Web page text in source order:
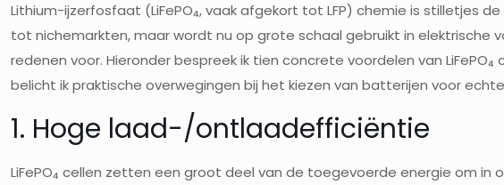
Lithium-ijzerfosfaat (LiFePO₄, vaak afgekort tot LFP) chemie is stilletjes
tot nichemarkten, maar wordt nu op grote schaal gebruikt in elektrische
redenen voor. Hieronder bespreek ik tien concrete voordelen van
belicht ik praktische overwegingen bij het kiezen van batterijen voor
1. Hoge laad-/ontlaadefficiëntie
LiFePO₄ cellen zetten een groot deel van de toegevoerde energie om